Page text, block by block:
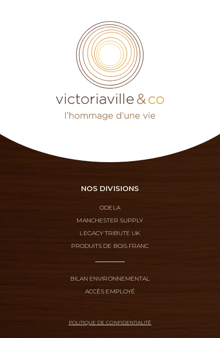
NOS DIVISIONS
ODELA
MANCHESTER SUPPLY
LEGACY TRIBUTE UK
PRODUITS DE BOIS FRANC
BILAN ENVIRONNEMENTAL
ACCÈS EMPLOYÉ
POLITIQUE DE CONFIDENTIALITÉ